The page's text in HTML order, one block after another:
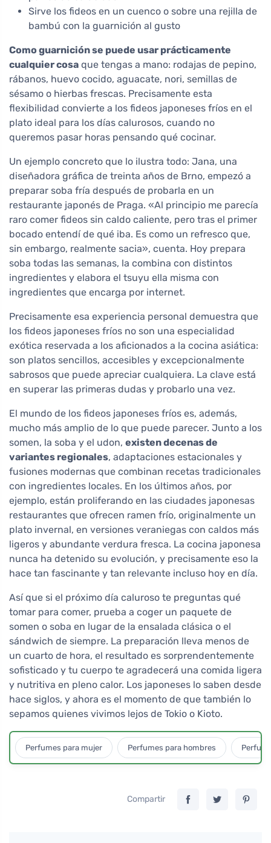
Sirve los fideos en un cuenco o sobre una rejilla de
bambú con la guarnición al gusto
Como guarnición se puede usar prácticamente
cualquier cosa que tengas a mano: rodajas de pepino,
rábanos, huevo cocido, aguacate, nori, semillas de
sésamo o hierbas frescas. Precisamente esta
flexibilidad convierte a los fideos japoneses fríos en el
plato ideal para los días calurosos, cuando no
queremos pasar horas pensando qué cocinar.
Un ejemplo concreto que lo ilustra todo: Jana, una
diseñadora gráfica de treinta años de Brno, empezó a
preparar soba fría después de probarla en un
restaurante japonés de Praga. «Al principio me parecía
raro comer fideos sin caldo caliente, pero tras el primer
bocado entendí de qué iba. Es como un refresco que,
sin embargo, realmente sacia», cuenta. Hoy prepara
soba todas las semanas, la combina con distintos
ingredientes y elabora el tsuyu ella misma con
ingredientes que encarga por internet.
Precisamente esa experiencia personal demuestra que
los fideos japoneses fríos no son una especialidad
exótica reservada a los aficionados a la cocina asiática:
son platos sencillos, accesibles y excepcionalmente
sabrosos que puede apreciar cualquiera. La clave está
en superar las primeras dudas y probarlo una vez.
El mundo de los fideos japoneses fríos es, además,
mucho más amplio de lo que puede parecer. Junto a los
somen, la soba y el udon, existen decenas de
variantes regionales, adaptaciones estacionales y
fusiones modernas que combinan recetas tradicionales
con ingredientes locales. En los últimos años, por
ejemplo, están proliferando en las ciudades japonesas
restaurantes que ofrecen ramen frío, originalmente un
plato invernal, en versiones veraniegas con caldos más
ligeros y abundante verdura fresca. La cocina japonesa
nunca ha detenido su evolución, y precisamente eso la
hace tan fascinante y tan relevante incluso hoy en día.
Así que si el próximo día caluroso te preguntas qué
tomar para comer, prueba a coger un paquete de
somen o soba en lugar de la ensalada clásica o el
sándwich de siempre. La preparación lleva menos de
un cuarto de hora, el resultado es sorprendentemente
sofisticado y tu cuerpo te agradecerá una comida ligera
y nutritiva en pleno calor. Los japoneses lo saben desde
hace siglos, y ahora es el momento de que también lo
sepamos quienes vivimos lejos de Tokio o Kioto.
Perfumes para mujer Perfumes para hombres
Compartir